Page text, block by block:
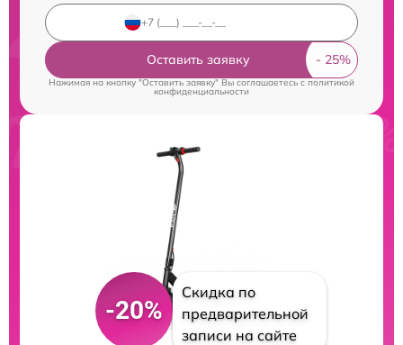
Оставить заявку
Нажимая на кнопку "Оставить заявку" Вы соглашаетесь cполитикой
конфиденциальности
-20%
Скидка по
предварительной
записи на сайте